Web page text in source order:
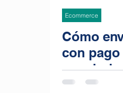
Ecommerce
Cómo
con
Express